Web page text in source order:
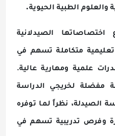
والعلوم الطبية الحيوية.
اختصاصاتها الصيدلانية
تعليمية متكاملة تسهم في
علمية ومهارية عالية.
مفضلة لخريجي الدراسة
الصيدلة، نظراً لما توفره
وفرص تدريبية تسهم في